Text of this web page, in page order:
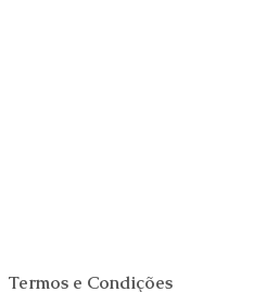
Termos e Condições